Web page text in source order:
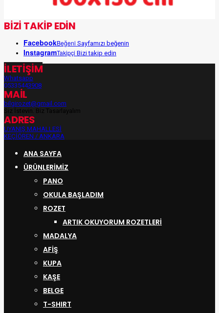
BİZİ TAKİP EDİN
FacebookBeğeni Sayfamızı beğenin
InstagramTakipçi Bizi takip edin
İLETİŞİM
Whatsapp
05335443908
MAİL
bilgirozet@gmail.com
Siz İsteyin, Biz Tasarlayalım
ADRES
UYANIŞ MAHALLESİ
KEÇİÖREN / ANKARA
ANA SAYFA
ÜRÜNLERIMIZ
PANO
OKULA BAŞLADIM
ROZET
ARTIK OKUYORUM ROZETLERI
MADALYA
AFİŞ
KUPA
KAŞE
BELGE
T-SHIRT